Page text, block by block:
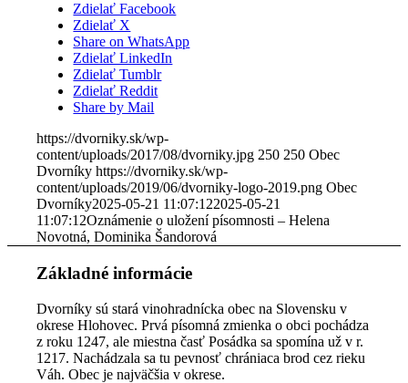
Zdielať Facebook
Zdielať X
Share on WhatsApp
Zdielať LinkedIn
Zdielať Tumblr
Zdielať Reddit
Share by Mail
https://dvorniky.sk/wp-
content/uploads/2017/08/dvorniky.jpg 250 250 Obec
Dvorníky https://dvorniky.sk/wp-
content/uploads/2019/06/dvorniky-logo-2019.png Obec
Dvorníky2025-05-21 11:07:122025-05-21
11:07:12Oznámenie o uložení písomnosti – Helena
Novotná, Dominika Šandorová
Základné informácie
Dvorníky sú stará vinohradnícka obec na Slovensku v
okrese Hlohovec. Prvá písomná zmienka o obci pochádza
z roku 1247, ale miestna časť Posádka sa spomína už v r.
1217. Nachádzala sa tu pevnosť chrániaca brod cez rieku
Váh. Obec je najväčšia v okrese.